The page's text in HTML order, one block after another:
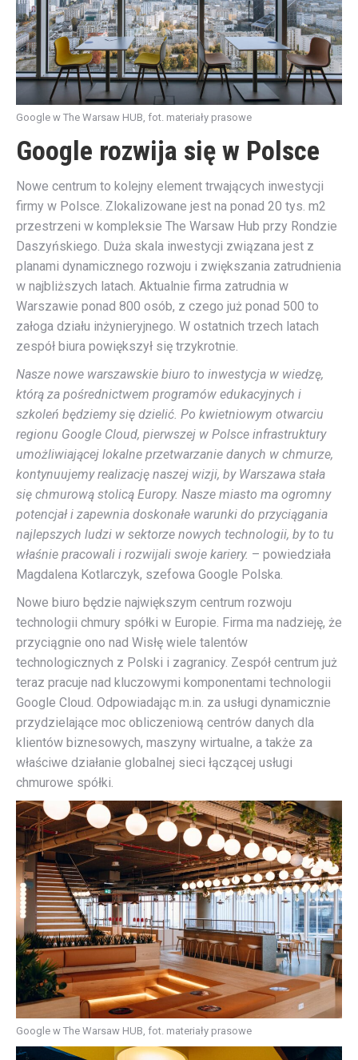
Google w The Warsaw HUB, fot. materiały prasowe
Google rozwija się w Polsce
Nowe centrum to kolejny element trwających inwestycji
firmy w Polsce. Zlokalizowane jest na ponad 20 tys. m2
przestrzeni w kompleksie The Warsaw Hub przy Rondzie
Daszyńskiego. Duża skala inwestycji związana jest z
planami dynamicznego rozwoju i zwiększania zatrudnienia
w najbliższych latach. Aktualnie firma zatrudnia w
Warszawie ponad 800 osób, z czego już ponad 500 to
załoga działu inżynieryjnego. W ostatnich trzech latach
zespół biura powiększył się trzykrotnie.
Nasze nowe warszawskie biuro to inwestycja w wiedzę,
którą za pośrednictwem programów edukacyjnych i
szkoleń będziemy się dzielić. Po kwietniowym otwarciu
regionu Google Cloud, pierwszej w Polsce infrastruktury
umożliwiającej lokalne przetwarzanie danych w chmurze,
kontynuujemy realizację naszej wizji, by Warszawa stała
się chmurową stolicą Europy. Nasze miasto ma ogromny
potencjał i zapewnia doskonałe warunki do przyciągania
najlepszych ludzi w sektorze nowych technologii, by to tu
właśnie pracowali i rozwijali swoje kariery. – powiedziała
Magdalena Kotlarczyk, szefowa Google Polska.
Nowe biuro będzie największym centrum rozwoju
technologii chmury spółki w Europie. Firma ma nadzieję, że
przyciągnie ono nad Wisłę wiele talentów
technologicznych z Polski i zagranicy. Zespół centrum już
teraz pracuje nad kluczowymi komponentami technologii
Google Cloud. Odpowiadając m.in. za usługi dynamicznie
przydzielające moc obliczeniową centrów danych dla
klientów biznesowych, maszyny wirtualne, a także za
właściwe działanie globalnej sieci łączącej usługi
chmurowe spółki.
Google w The Warsaw HUB, fot. materiały prasowe